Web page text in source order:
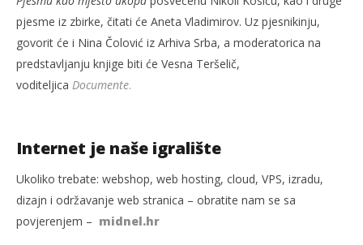
pjesme iz zbirke, čitati će Aneta Vladimirov. Uz pjesnikinju,
govorit će i Nina Čolović iz Arhiva Srba, a moderatorica na
predstavljanju knjige biti će Vesna Teršelič,
voditeljica Documente.
Internet je naše igralište
Ukoliko trebate: webshop, web hosting, cloud, VPS, izradu,
dizajn i održavanje web stranica – obratite nam se sa
povjerenjem – midnel.hr